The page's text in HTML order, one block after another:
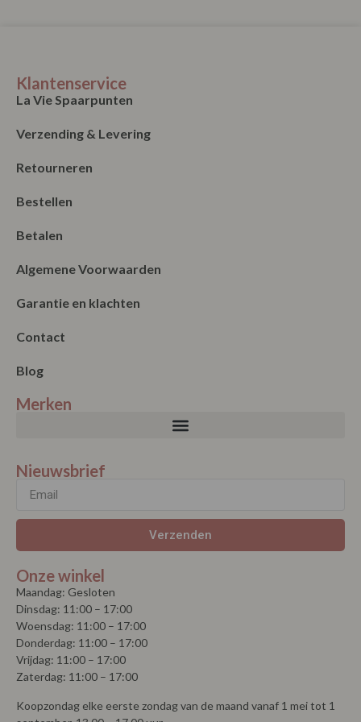
Klantenservice
La Vie Spaarpunten
Verzending & Levering
Retourneren
Bestellen
Betalen
Algemene Voorwaarden
Garantie en klachten
Contact
Blog
Merken
Nieuwsbrief
Verzenden
Onze winkel
Maandag: Gesloten
Dinsdag: 11:00 – 17:00
Woensdag: 11:00 – 17:00
Donderdag: 11:00 – 17:00
Vrijdag: 11:00 – 17:00
Zaterdag: 11:00 – 17:00
Koopzondag elke eerste zondag van de maand vanaf 1 mei tot 1